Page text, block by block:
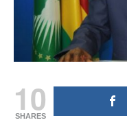
10
SHARES